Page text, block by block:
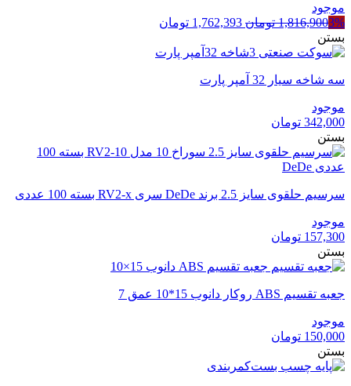
موجود
3%
1,816,900 تومان قیمت
1,816,900 تومان
1,762,393 تومان
بستن
سه شاخه سیار 32 آمپر پارت
موجود
342,000 تومان
بستن
سرسیم حلقوی سایز 2.5 برند DeDe سری RV2-x بسته 100 عددی
موجود
157,300 تومان
بستن
جعبه تقسیم ABS روکار دانوب 15*10 عمق 7
موجود
150,000 تومان
بستن